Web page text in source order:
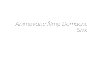
Animované filmy,